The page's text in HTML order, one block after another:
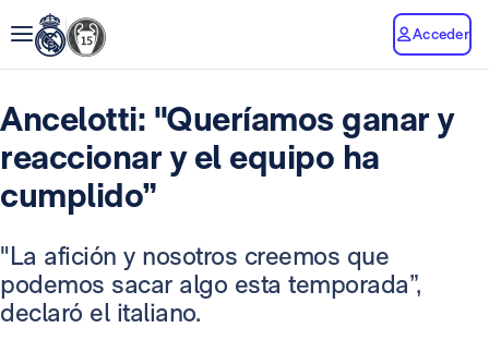
Acceder
Ancelotti: "Queríamos ganar y
reaccionar y el equipo ha
cumplido”
"La afición y nosotros creemos que
podemos sacar algo esta temporada”,
declaró el italiano.